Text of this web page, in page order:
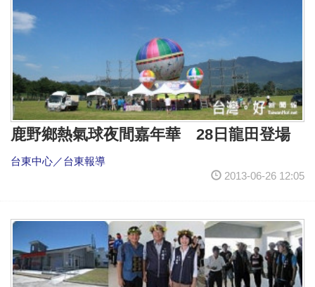
鹿野鄉熱氣球夜間嘉年華 28日龍田登場
台東中心／台東報導
2013-06-26 12:05